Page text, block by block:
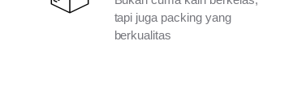
tapi juga packing yang
berkualitas